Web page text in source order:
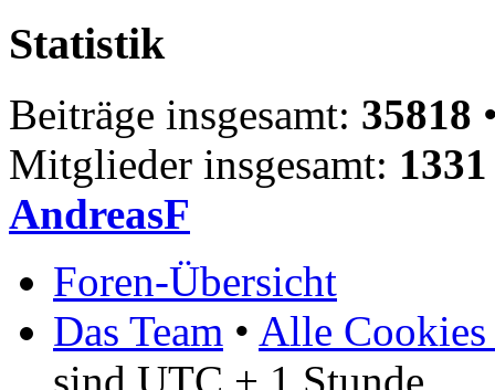
Statistik
Beiträge insgesamt: 35818
Mitglieder insgesamt: 1331
AndreasF
Foren-Übersicht
Das Team • Alle Cookies